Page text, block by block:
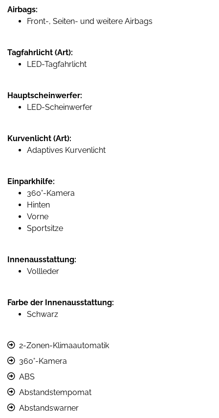
Airbags:
Front-, Seiten- und weitere Airbags
Tagfahrlicht (Art):
LED-Tagfahrlicht
Hauptscheinwerfer:
LED-Scheinwerfer
Kurvenlicht (Art):
Adaptives Kurvenlicht
Einparkhilfe:
360°-Kamera
Hinten
Vorne
Sportsitze
Innenausstattung:
Vollleder
Farbe der Innenausstattung:
Schwarz
2-Zonen-Klimaautomatik
360°-Kamera
ABS
Abstandstempomat
Abstandswarner